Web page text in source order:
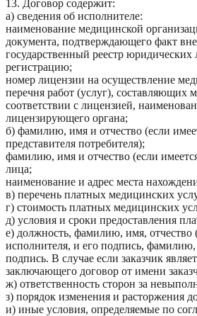
13. Договор содержит:
а) сведения об исполнителе:
наименование медицинской
документа, подтверждающего факт
государственный реестр
регистрацию;
номер лицензии на осуществление
перечня работ (услуг), составляющих
соответствии с лицензией,
лицензирующего органа;
б) фамилию, имя и отчество (если
представителя потребителя);
фамилию, имя и отчество (если
лица;
наименование и адрес места
в) перечень платных медицинских
г) стоимость платных медицинских
д) условия и сроки предоставления
е) должность, фамилию, имя, отчество
исполнителя, и его подпись, фамилию,
подпись. В случае если заказчик
заключающего договор от имени
ж) ответственность сторон за
з) порядок изменения и расторжения
и) иные условия, определяемые по